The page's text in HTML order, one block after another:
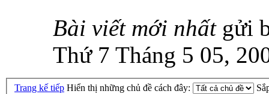
Bài viết mới nhất gửi
Thứ 7 Tháng 5 05,
Trang kế tiếp Hiển thị những chủ đề cách đây: